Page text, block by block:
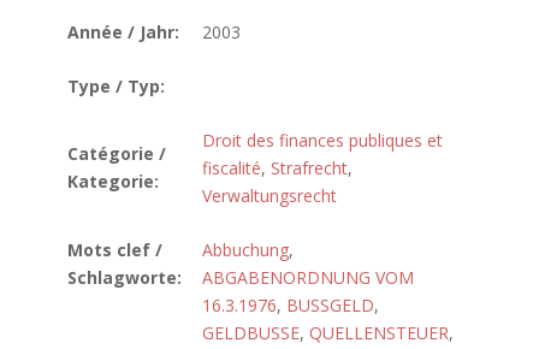
Année / Jahr: 2003
Type / Typ:
Catégorie /
Kategorie:
Droit des finances publiques et
fiscalité, Strafrecht,
Verwaltungsrecht
Mots clef /
Schlagworte:
Abbuchung,
ABGABENORDNUNG VOM
16.3.1976, BUSSGELD,
GELDBUSSE, QUELLENSTEUER,